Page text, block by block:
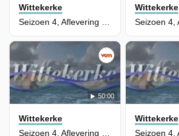
Wittekerke
Seizoen 4, Aflevering 43
Wittekerke
50:00
Wittekerke
Wittekerke